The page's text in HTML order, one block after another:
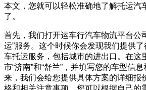
本文，您就可以轻松准确地了解托运汽
了。
首先，我们打开运车行汽车物流平台公
运”服务。这个时候你会发现我们提供
车托运服务，包括城市的进出口。在这
市“济南”和“舒兰”，并填写您的车型信
来，我们会给您提供具体方案的详细报
格和相关注意事项，您可以根据自己的